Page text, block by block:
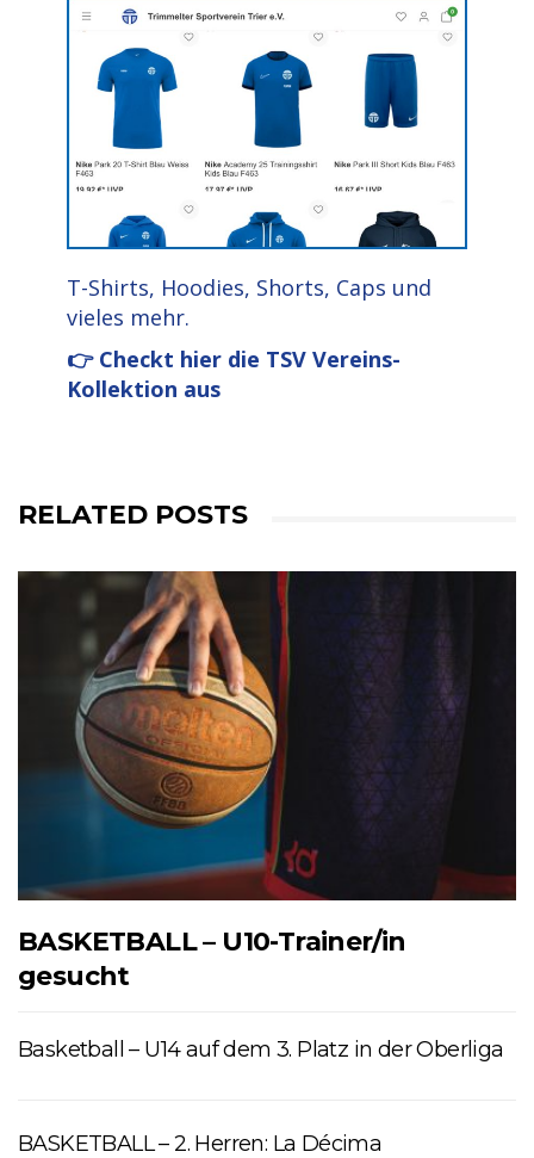
T-Shirts, Hoodies, Shorts, Caps und
vieles mehr.
👉 Checkt hier die TSV Vereins-
Kollektion aus
RELATED POSTS
BASKETBALL – U10-Trainer/in
gesucht
Basketball – U14 auf dem 3. Platz in der Oberliga
BASKETBALL – 2. Herren: La Décima